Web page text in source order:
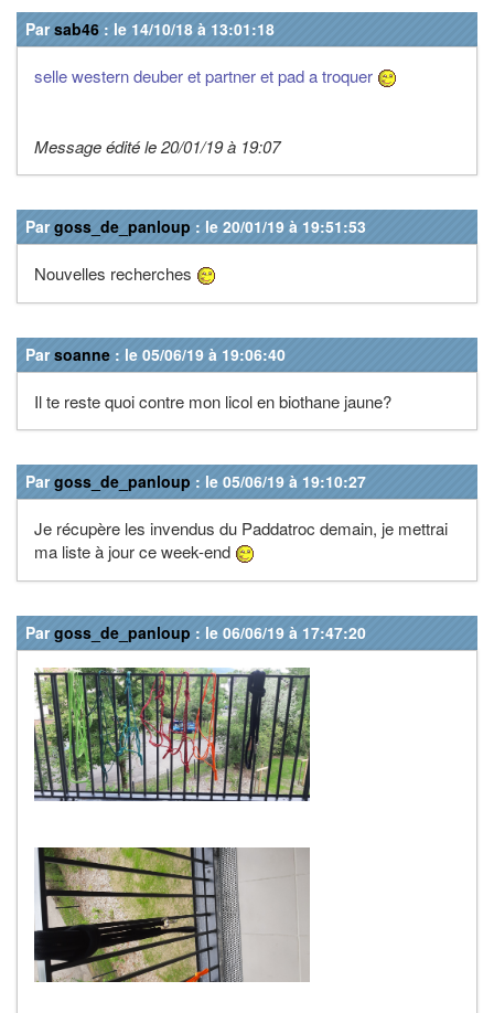
Parsab46 : le 14/10/18 à 13:01:18
selle western deuber et partner et pad a troquer
Message édité le 20/01/19 à 19:07
Pargoss_de_panloup : le 20/01/19 à 19:51:53
Nouvelles recherches
Parsoanne : le 05/06/19 à 19:06:40
Il te reste quoi contre mon licol en biothane jaune?
Pargoss_de_panloup : le 05/06/19 à 19:10:27
Je récupère les invendus du Paddatroc demain, je mettrai
ma liste à jour ce week-end
Pargoss_de_panloup : le 06/06/19 à 17:47:20